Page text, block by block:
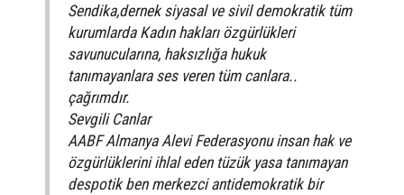
Sendika,dernek siyasal ve sivil demokratik tüm
kurumlarda Kadın hakları özgürlükleri
savunucularına, haksızlığa hukuk
tanımayanlara ses veren tüm canlara..
çağrımdır.
Sevgili Canlar
AABF Almanya Alevi Federasyonu insan hak ve
özgürlüklerini ihlal eden tüzük yasa tanımayan
despotik ben merkezci antidemokratik bir